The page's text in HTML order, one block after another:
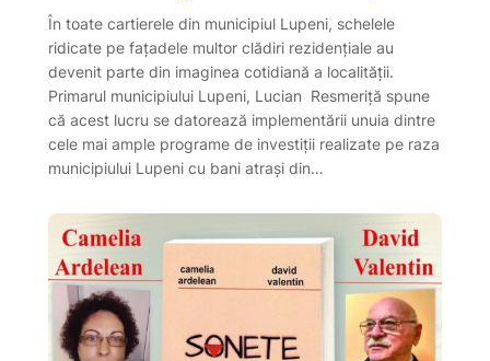
În toate cartierele din municipiul Lupeni, schelele
ridicate pe fațadele multor clădiri rezidențiale au
devenit parte din imaginea cotidiană a localității.
Primarul municipiului Lupeni, Lucian Resmeriță spune
că acest lucru se datorează implementării unuia dintre
cele mai ample programe de investiții realizate pe raza
municipiului Lupeni cu bani atrași din…